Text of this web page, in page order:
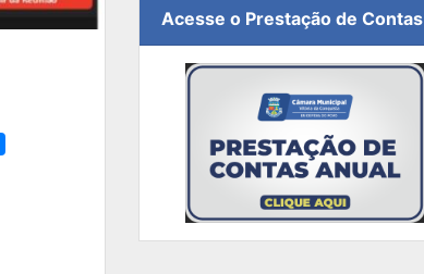
Acesse o Prestação de Contas